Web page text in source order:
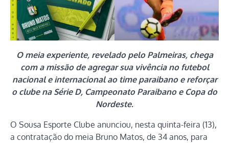
O meia experiente, revelado pelo Palmeiras, chega
com a missão de agregar sua vivência no futebol
nacional e internacional ao time paraibano e reforçar
o clube na Série D, Campeonato Paraibano e Copa do
Nordeste.
O Sousa Esporte Clube anunciou, nesta quinta-feira (13),
a contratação do meia Bruno Matos, de 34 anos, para